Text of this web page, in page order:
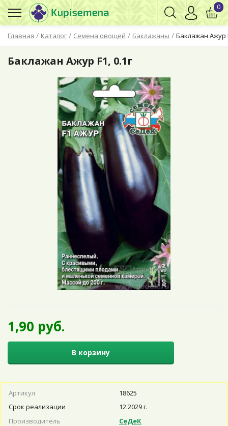
Главная / Каталог / Семена овощей / Баклажаны / Баклажан Ажур
0
Баклажан Ажур F1, 0.1г
1,90 руб.
В корзину
Артикул
18625
Срок реализации
12.2029 г.
Производитель
СеДеК